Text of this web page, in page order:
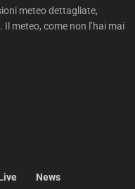
meteo dettagliate,
meteo, come non l’hai mai
News